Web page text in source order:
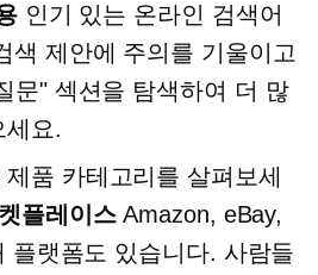
인기 있는 온라인 검색어
색 제안에 주의를 기울이고
문" 섹션을 탐색하여 더 많
세요.
품 카테고리를 살펴보세
플레이스Amazon, eBay,
플랫폼도 있습니다. 사람들